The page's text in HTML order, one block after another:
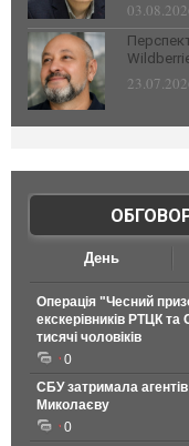
День
Операція "Чесний
екскерівників РТЦК
тисячі чоловіків
0
СБУ затримала
Миколаєву
0